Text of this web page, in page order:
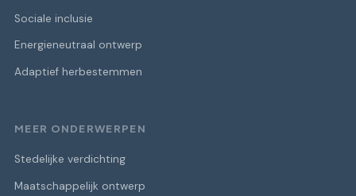
Sociale inclusie
Energieneutraal ontwerp
Adaptief herbestemmen
MEER ONDERWERPEN
Stedelijke verdichting
Maatschappelijk ontwerp